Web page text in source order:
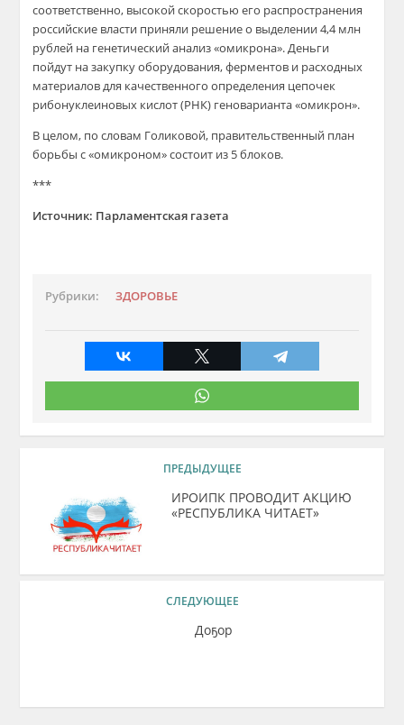
соответственно, высокой скоростью его распространения
российские власти приняли решение о выделении 4,4 млн
рублей на генетический анализ «омикрона». Деньги
пойдут на закупку оборудования, ферментов и расходных
материалов для качественного определения цепочек
рибонуклеиновых кислот (РНК) геноварианта «омикрон».
В целом, по словам Голиковой, правительственный план
борьбы с «омикроном» состоит из 5 блоков.
***
Источник: Парламентская газета
Рубрики: ЗДОРОВЬЕ
ПРЕДЫДУЩЕЕ
ИРОИПК ПРОВОДИТ АКЦИЮ
«РЕСПУБЛИКА ЧИТАЕТ»
СЛЕДУЮЩЕЕ
Доҕор